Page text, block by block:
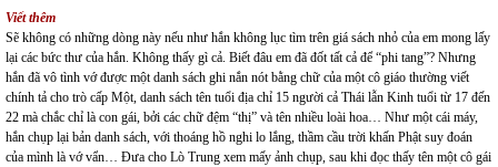
Viết thêm
Sẽ không có những dòng này nếu như hắn không lục tìm trên giá sách nhỏ của em mong lấy
lại các bức thư của hắn. Không thấy gì cả. Biết đâu em đã đốt tất cả để “phi tang”? Nhưng
hắn đã vô tình vớ được một danh sách ghi nắn nót bằng chữ của một cô giáo thường viết
chính tả cho trò cấp Một, danh sách tên tuổi địa chỉ 15 người cả Thái lẫn Kinh tuổi từ 17 đến
22 mà chắc chỉ là con gái, bởi các chữ đệm “thị” và tên nhiều loài hoa… Như một cái máy,
hắn chụp lại bản danh sách, với thoáng hồ nghi lo lắng, thầm cầu trời khấn Phật suy đoán
của mình là vớ vẩn… Đưa cho Lò Trung xem mấy ảnh chụp, sau khi đọc thấy tên một cô gái